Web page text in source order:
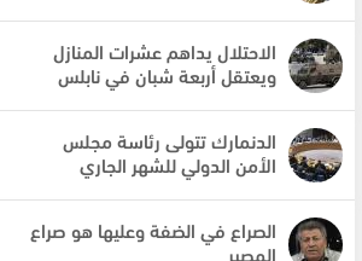
الاحتلال يداهم عشرات المنازل
ويعتقل أربعة شبان في نابلس
الدنمارك تتولى رئاسة مجلس
الأمن الدولي للشهر الجاري
الصراع في الضفة وعليها هو صراع
المصير